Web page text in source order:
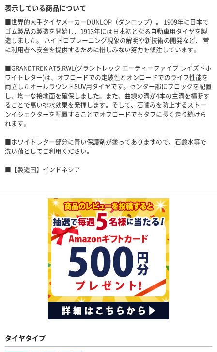
表示している商品について
■世界的大手タイヤメーカーDUNLOP（ダンロップ）。 1909年に日本で
ゴム製品の製造を開始し、1913年には日本初となる自動車用タイヤを製
造しました。 ハイドロプレーニング現象の解明や新技術の開発など、 常
に利用者へ安全を提供するために惜しみない努力を傾注しています。
■GRANDTREK AT5.RWL(グラントレック エーティーファイブ レイズドホ
ワイトレター)は、オフロードでの走破性とオンロードでのライフ性能を
両立したオールラウンドSUV用タイヤです。センター部にブロックを配置
し、均一な接地面を確保しました。また、曲線の溝が4本の主溝を横断す
ることで高い排水効果を発揮します。そして、石噛みを防止するストー
ンイジェクターを配置することでオフロードでもタフに長く走り続けら
れます。
■ホワイトレター部分に青い保護剤が塗ってありますので、石鹸水等で
洗い落としてご利用ください。
■【製造国】インドネシア
タイヤタイプ